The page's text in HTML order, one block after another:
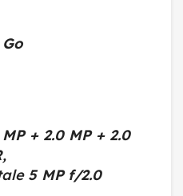
MP + 2.0 MP + 2.0
5 MP f/2.0